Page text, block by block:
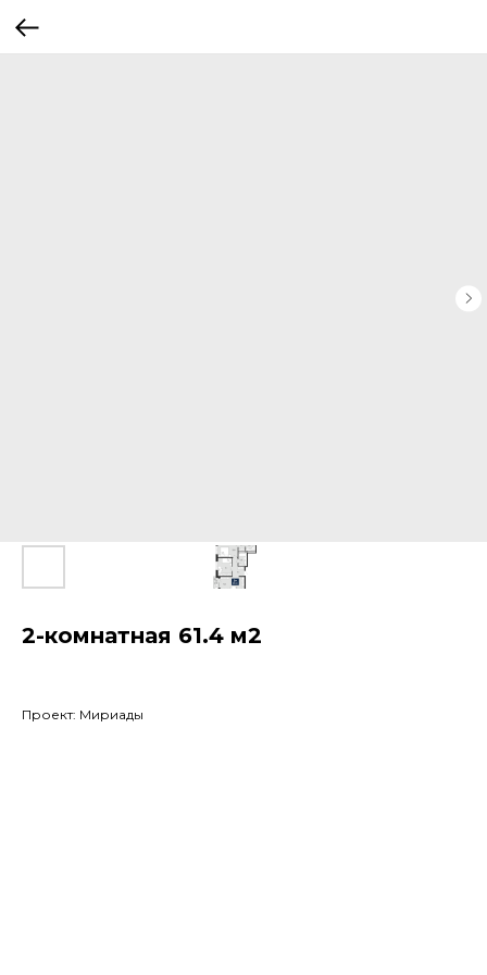
2-комнатная 61.4 м2
Проект: Мириады